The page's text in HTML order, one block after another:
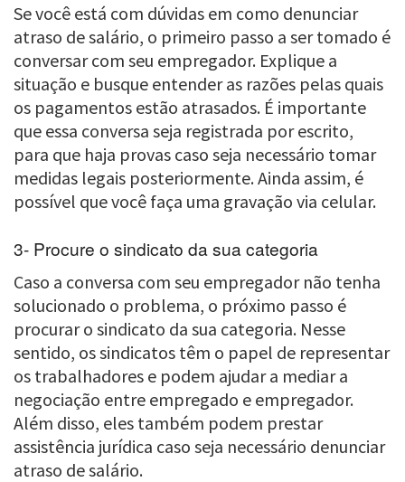
Se você está com dúvidas em como denunciar
atraso de salário, o primeiro passo a ser tomado é
conversar com seu empregador. Explique a
situação e busque entender as razões pelas quais
os pagamentos estão atrasados. É importante
que essa conversa seja registrada por escrito,
para que haja provas caso seja necessário tomar
medidas legais posteriormente. Ainda assim, é
possível que você faça uma gravação via celular.
3- Procure o sindicato da sua categoria
Caso a conversa com seu empregador não tenha
solucionado o problema, o próximo passo é
procurar o sindicato da sua categoria. Nesse
sentido, os sindicatos têm o papel de representar
os trabalhadores e podem ajudar a mediar a
negociação entre empregado e empregador.
Além disso, eles também podem prestar
assistência jurídica caso seja necessário denunciar
atraso de salário.